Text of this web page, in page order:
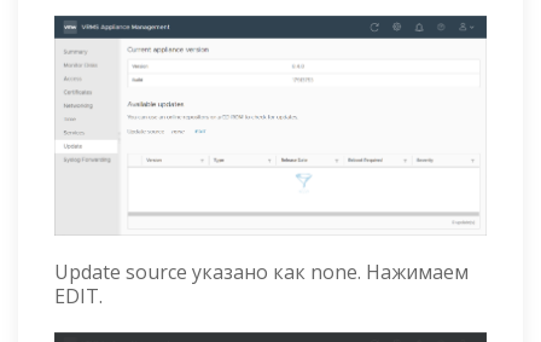
Update source указано как none. Нажимаем
EDIT.